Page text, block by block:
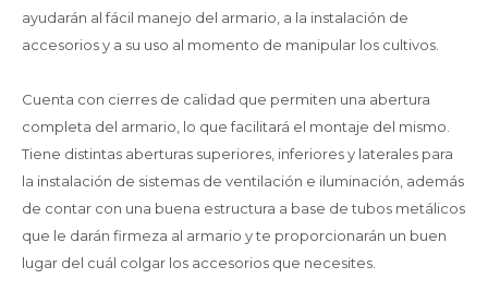
ayudarán al fácil manejo del armario, a la instalación de
accesorios y a su uso al momento de manipular los cultivos.
Cuenta con cierres de calidad que permiten una abertura
completa del armario, lo que facilitará el montaje del mismo.
Tiene distintas aberturas superiores, inferiores y laterales para
la instalación de sistemas de ventilación e iluminación, además
de contar con una buena estructura a base de tubos metálicos
que le darán firmeza al armario y te proporcionarán un buen
lugar del cuál colgar los accesorios que necesites.